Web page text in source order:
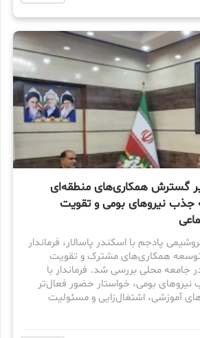
گسترش همکاری‌های منطقه‌ای
جذب نیروهای بومی و تقویت
پادجم با اسکندر پاسالار، فرماندار
توسعه همکاری‌های مشترک و تقویت
محلی بررسی شد. فرماندار با
نیروهای بومی، خواستار حضور فعال‌تر
آموزشی، اشتغال‌زایی و مسئولیت